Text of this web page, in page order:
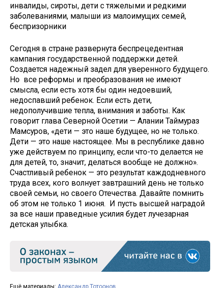
инвалиды, сироты, дети с тяжелыми и редкими
заболеваниями, малыши из малоимущих семей,
беспризорники
Сегодня в стране развернута беспрецедентная
кампания государственной поддержки детей.
Создается надежный задел для уверенного будущего.
Но все реформы и преобразования не имеют
смысла, если есть хотя бы один недоевший,
недоспавший ребенок. Если есть дети,
недополучившие тепла, внимания и заботы. Как
говорит глава Северной Осетии — Алании Таймураз
Мамсуров, «дети — это наше будущее, но не только.
Дети — это наше настоящее. Мы в республике давно
уже действуем по принципу, если что-то делается не
для детей, то, значит, делаться вообще не должно».
Счастливый ребенок — это результат каждодневного
труда всех, кого волнует завтрашний день не только
своей семьи, но своего Отечества. Давайте помнить
об этом не только 1 июня. И пусть высшей наградой
за все наши праведные усилия будет лучезарная
детская улыбка.
Ещё материалы: Александр Тотоонов